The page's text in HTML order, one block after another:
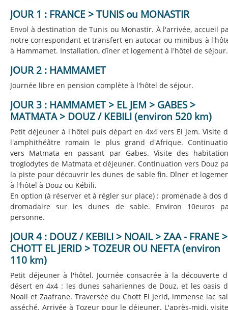
JOUR 1 : FRANCE > TUNIS ou MONASTIR
Envol à destination de Tunis ou Monastir. À l'arrivée, accueil
notre correspondant et transfert en autocar ou minibus à
à Hammamet. Installation, dîner et logement à l'hôtel de séjour.
JOUR 2 : HAMMAMET
Journée libre en pension complète à l'hôtel de séjour.
JOUR 3 : HAMMAMET > EL JEM > GABES >
MATMATA > DOUZ / KEBILI (environ 520 km)
Petit déjeuner à l'hôtel puis départ en 4x4 vers El Jem. Visite
l'amphithéâtre romain le plus grand d'Afrique.
vers Matmata en passant par Gabes. Visite des
troglodytes de Matmata et déjeuner. Continuation vers Douz
la piste pour découvrir les dunes de sable fin. Dîner et
à l'hôtel à Douz ou Kébili.
En option (à réserver et à régler sur place) : promenade à dos
dromadaire sur les dunes de sable. Environ 10euros
personne.
JOUR 4 : DOUZ / KEBILI > NOAIL > ZAA - FRANE >
CHOTT EL JERID > TOZEUR OU NEFTA (environ
110 km)
Petit déjeuner à l'hôtel. Journée consacrée à la découverte
désert en 4x4 : les dunes sahariennes de Douz, et les oasis
Noail et Zaafrane. Traversée du Chott El Jerid, immense lac
asséché. Arrivée à Tozeur pour le déjeuner. L'après-midi,